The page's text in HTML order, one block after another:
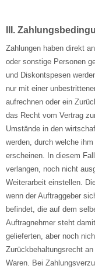
III.
Zahlungen haben direkt
oder sonstige Personen
und Diskontspesen
nur mit einer
aufrechnen oder ein
das Recht vom Vertrag
Umstände in den
werden, durch welche
erscheinen. In diesem
verlangen, noch nicht
Weiterarbeit einstellen.
wenn der Auftraggeber
befindet, die auf dem
Auftragnehmer steht
gelieferten, aber noch
Zurückbehaltungsrecht
Waren. Bei